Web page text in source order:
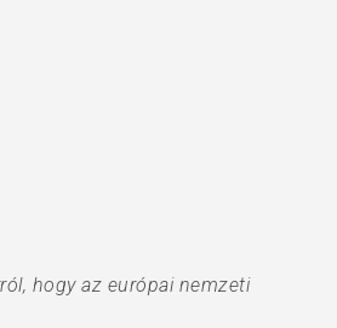
hogy az európai nemzeti